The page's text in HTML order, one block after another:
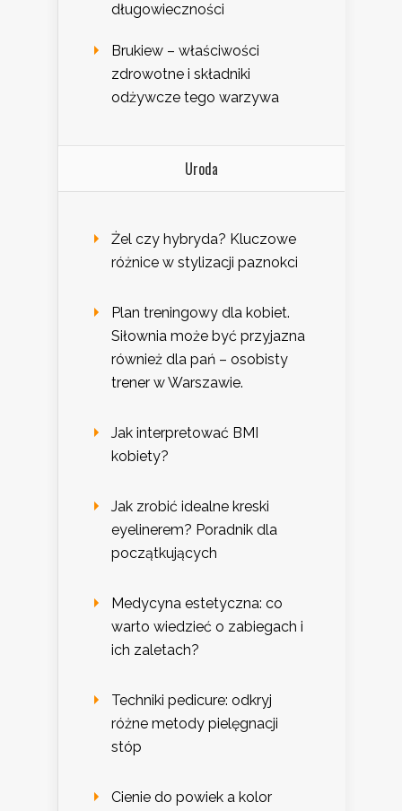
długowieczności
Brukiew – właściwości
zdrowotne i składniki
odżywcze tego warzywa
Uroda
Żel czy hybryda? Kluczowe
różnice w stylizacji paznokci
Plan treningowy dla kobiet.
Siłownia może być przyjazna
również dla pań – osobisty
trener w Warszawie.
Jak interpretować BMI
kobiety?
Jak zrobić idealne kreski
eyelinerem? Poradnik dla
początkujących
Medycyna estetyczna: co
warto wiedzieć o zabiegach i
ich zaletach?
Techniki pedicure: odkryj
różne metody pielęgnacji
stóp
Cienie do powiek a kolor